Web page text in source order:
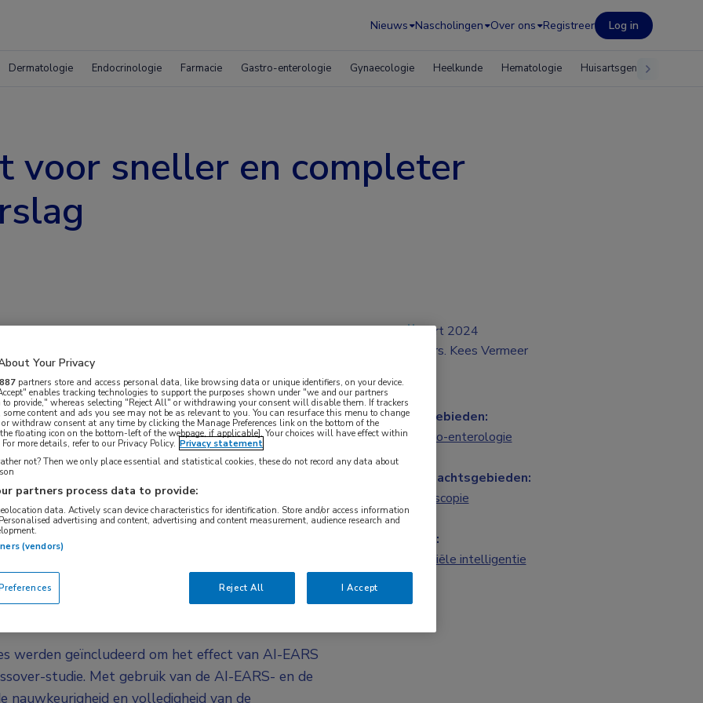
Nieuws Nascholingen Over ons Registreer Log in
Dermatologie Endocrinologie Farmacie Gastro-enterologie Gynaecologie Heelkunde Hematologie Huisartsgeneeskunde
voor sneller en completer
rapportagesysteem ontwikkeld,
verbetert volgens hen de
MDL-arts dr. Marcel Groenen (Rijnstate,
indrukwekkend.
voor opsporing van afwijkingen in het maag-
Handmatige rapportage is kwalitatief niet
gaat over validatie van een automatisch
kunstmatige intelligentie (AI-EARS). Het
bij gastroscopie, waaronder real-time
Het is ontwikkeld met gebruik van multicenter
bevatten 252.111 beelden voor training,
werden geïncludeerd om het effect van AI-EARS
studie. Met gebruik van de AI-EARS- en de
en volledigheid van de
mrt 2024
Drs. Kees Vermeer
Vakgebieden:
Gastro-enterologie
Aandachtsgebieden:
Endoscopie
Tags:
artificiële intelligentie
Your Privacy
887 partners store and access personal data, like browsing data or unique identifiers, on your device.
enables tracking technologies to support the purposes shown under "we and our partners
to provide," whereas selecting "Reject All" or withdrawing your consent will disable them. If trackers
some content and ads you see may not be as relevant to you. You can resurface this menu to change
or withdraw consent at any time by clicking the Manage Preferences link on the bottom of the
floating icon on the bottom-left of the webpage, if applicable]. Your choices will have effect within
more details, refer to our Privacy Policy. Privacy statement
not? Then we only place essential and statistical cookies, these do not record any data about
partners process data to provide:
data. Actively scan device characteristics for identification. Store and/or access information
advertising and content, advertising and content measurement, audience research and
(vendors)
Reject All I Accept